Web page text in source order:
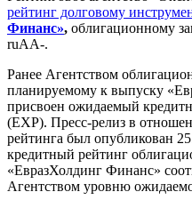
рейтинг долговому
Финанс», облигационному
ruAA-.
Ранее Агентством
планируемому к выпуску
присвоен ожидаемый
(EXP). Пресс-релиз в
рейтинга был опубликован
кредитный рейтинг
«ЕвразХолдинг Финанс»
Агентством уровню